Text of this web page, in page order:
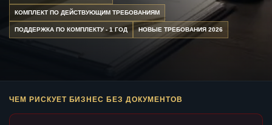
КОМПЛЕКТ ПО ДЕЙСТВУЮЩИМ ТРЕБОВАНИЯМ
ПОДДЕРЖКА ПО КОМПЛЕКТУ - 1 ГОД НОВЫЕ ТРЕБОВАНИЯ 2026
ЧЕМ РИСКУЕТ БИЗНЕС БЕЗ ДОКУМЕНТОВ